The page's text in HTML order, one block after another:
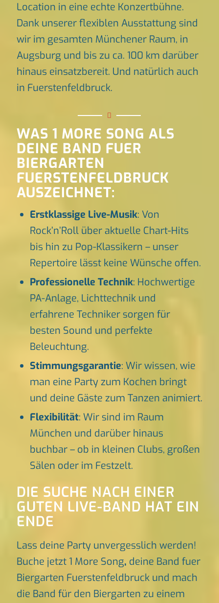
Location in eine echte Konzertbühne.
Dank unserer flexiblen Ausstattung sind
wir im gesamten Münchener Raum, in
Augsburg und bis zu ca. 100 km darüber
hinaus einsatzbereit. Und natürlich auch
in Fuerstenfeldbruck.
WAS 1 MORE SONG ALS
DEINE BAND FUER
BIERGARTEN
FUERSTENFELDBRUCK
AUSZEICHNET:
Erstklassige Live-Musik: Von
Rock’n’Roll über aktuelle Chart-Hits
bis hin zu Pop-Klassikern – unser
Repertoire lässt keine Wünsche offen.
Professionelle Technik: Hochwertige
PA-Anlage, Lichttechnik und
erfahrene Techniker sorgen für
besten Sound und perfekte
Beleuchtung.
Stimmungsgarantie: Wir wissen, wie
man eine Party zum Kochen bringt
und deine Gäste zum Tanzen animiert.
Flexibilität: Wir sind im Raum
München und darüber hinaus
buchbar – ob in kleinen Clubs, großen
Sälen oder im Festzelt.
DIE SUCHE NACH EINER
GUTEN LIVE-BAND HAT EIN
ENDE
Lass deine Party unvergesslich werden!
Buche jetzt 1 More Song, deine Band fuer
Biergarten Fuerstenfeldbruck und mach
die Band für den Biergarten zu einem